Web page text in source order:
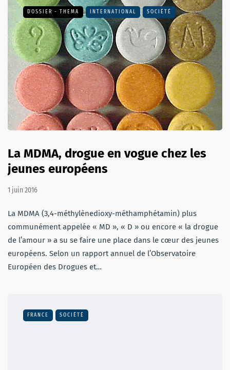
DOSSIER - THEMA INTERNATIONAL SOCIÉTÉ
La MDMA, drogue en vogue chez les
jeunes européens
1 juin 2016
La MDMA (3,4-méthylènedioxy-méthamphétamin) plus
communément appelée « MD », « D » ou encore « la drogue
de l’amour » a su se faire une place dans le cœur des jeunes
européens. Selon un rapport annuel de l’Observatoire
Européen des Drogues et…
FRANCE SOCIÉTÉ